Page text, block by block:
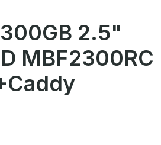
2.5"
MBF2300RC